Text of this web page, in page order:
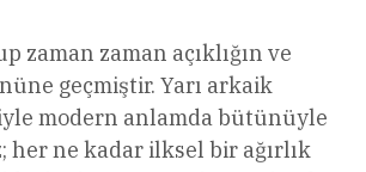
zaman zaman açıklığın ve
geçmiştir. Yarı arkaik
modern anlamda bütünüyle
her ne kadar ilksel bir ağırlık